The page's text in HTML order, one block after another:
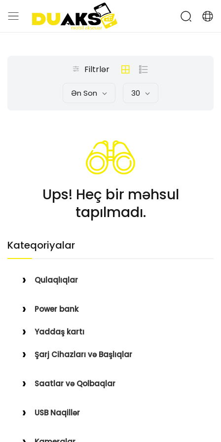
Kateqoriyalar
Qulaqlıqlar
Qulaqüstü
Power bank
Yaddaş kartı
Şarj Cihazları və Başlıqlar
Saatlar və Qolbaqlar
Saat Qolbaqları
USB Naqillər
Filtrlər
Ən Son 30
Ups! Heç bir məhsul
tapılmadı.